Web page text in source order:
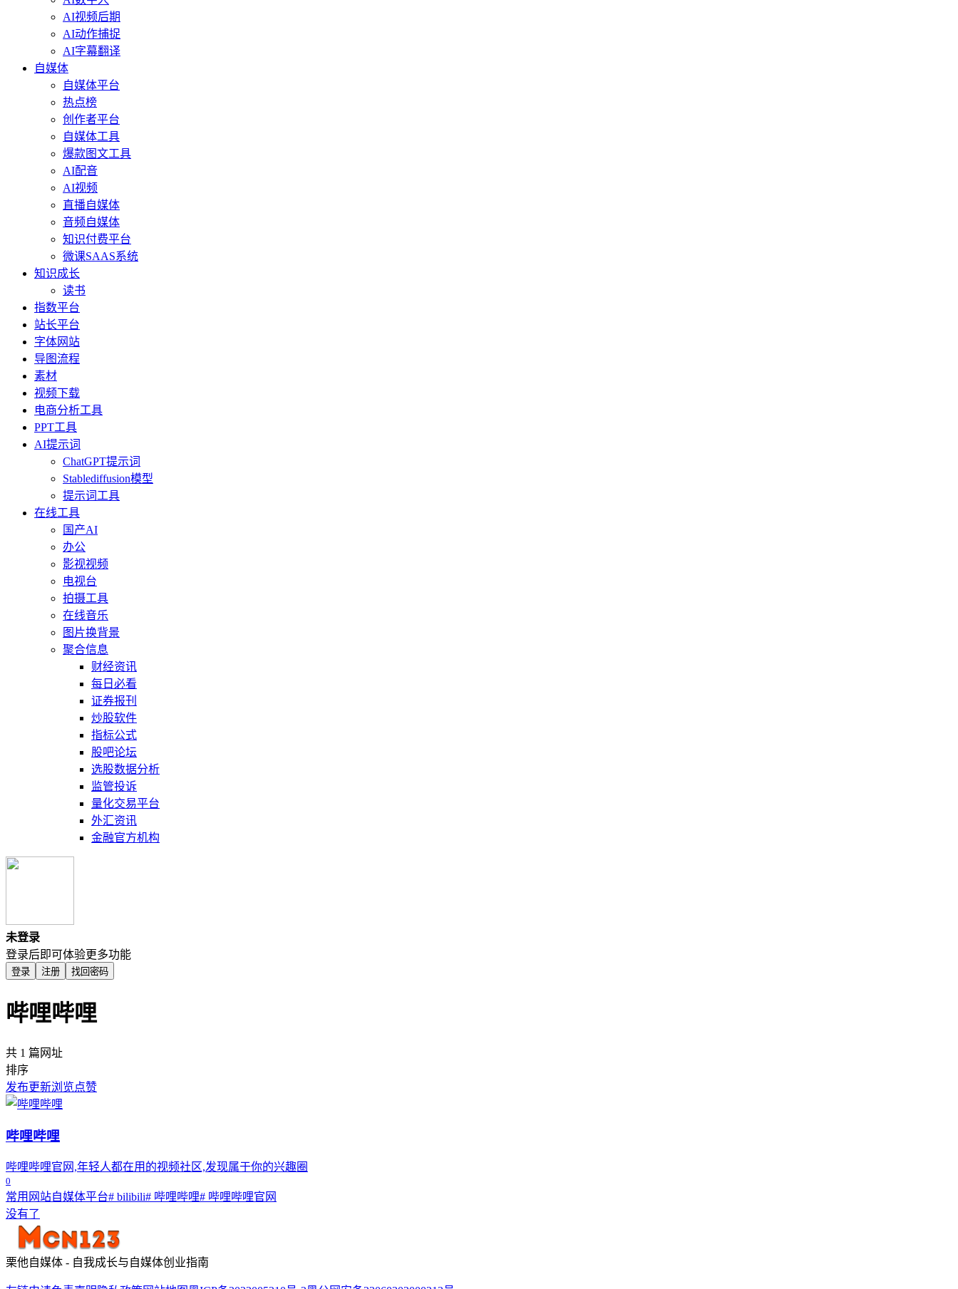
AI视频后期
AI动作捕捉
AI字幕翻译
自媒体
自媒体平台
热点榜
创作者平台
自媒体工具
爆款图文工具
AI配音
AI视频
直播自媒体
音频自媒体
知识付费平台
微课SAAS系统
知识成长
读书
指数平台
站长平台
字体网站
导图流程
素材
视频下载
电商分析工具
PPT工具
AI提示词
ChatGPT提示词
Stablediffusion模型
提示词工具
在线工具
国产AI
办公
影视视频
电视台
拍摄工具
在线音乐
图片换背景
聚合信息
财经资讯
每日必看
证券报刊
炒股软件
指标公式
股吧论坛
选股数据分析
监管投诉
量化交易平台
外汇资讯
金融官方机构
未登录
登录后即可体验更多功能
登录 注册 找回密码
哔哩哔哩
共 1 篇网址
排序
发布更新浏览点赞
哔哩哔哩
哔哩哔哩官网,年轻人都在用的视频社区,发现属于你的兴趣圈
0
常用网站自媒体平台# bilibili# 哔哩哔哩# 哔哩哔哩官网
没有了
栗他自媒体 - 自我成长与自媒体创业指南